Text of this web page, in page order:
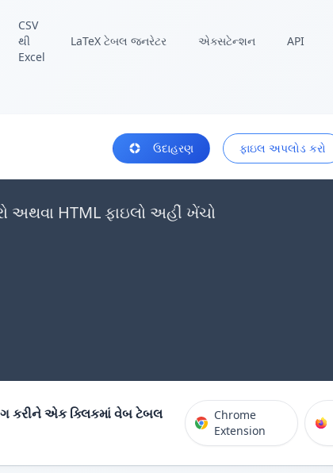
CSV
થી
Excel
LaTeX ટેબલ જનરેટર એક્સટેન્શન API
ઉદાહરણ ફાઇલ અપલોડ કરો
અથવા HTML ફાઇલો અહીં ખેંચો
કરીને એક ક્લિકમાં વેબ ટેબલ
Chrome
Extension